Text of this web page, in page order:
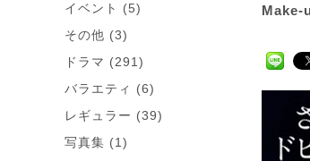
Make-
イベント
(5)
その他 (3)
ドラマ (291)
バラエティ
(6)
レギュラー (39)
写真集 (1)